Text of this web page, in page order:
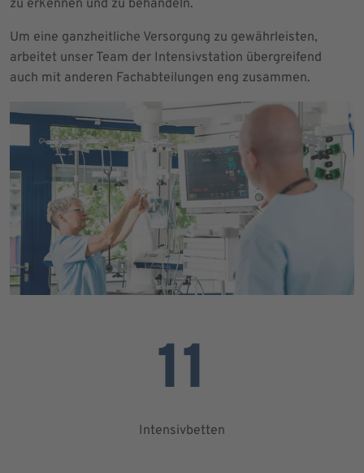
zu erkennen und zu behandeln.
Um eine ganzheitliche Versorgung zu gewährleisten,
arbeitet unser Team der Intensivstation übergreifend
auch mit anderen Fachabteilungen eng zusammen.
11
Intensivbetten